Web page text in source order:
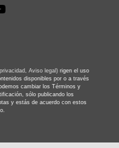
Aviso legal) rigen el uso
disponibles por o a través
cambiar los Términos y
sólo publicando los
y estás de acuerdo con estos